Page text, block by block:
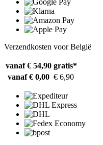
Verzendkosten voor België
vanaf € 54,90 gratis*
vanaf € 0,00 € 6,90